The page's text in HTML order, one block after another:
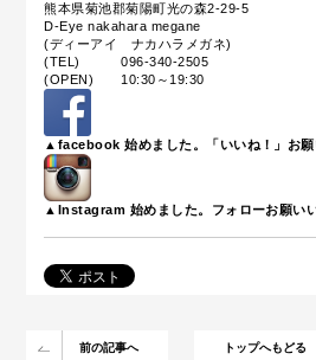
熊本県菊池郡菊陽町光の森2-29-5
D-Eye nakahara megane
(ディーアイ ナカハラメガネ)
(TEL) 096-340-2505
(OPEN) 10:30～19:30
▲facebook 始めました。「いいね！」お願
▲Instagram 始めました。フォローお願い
前の記事へ トップへもどる